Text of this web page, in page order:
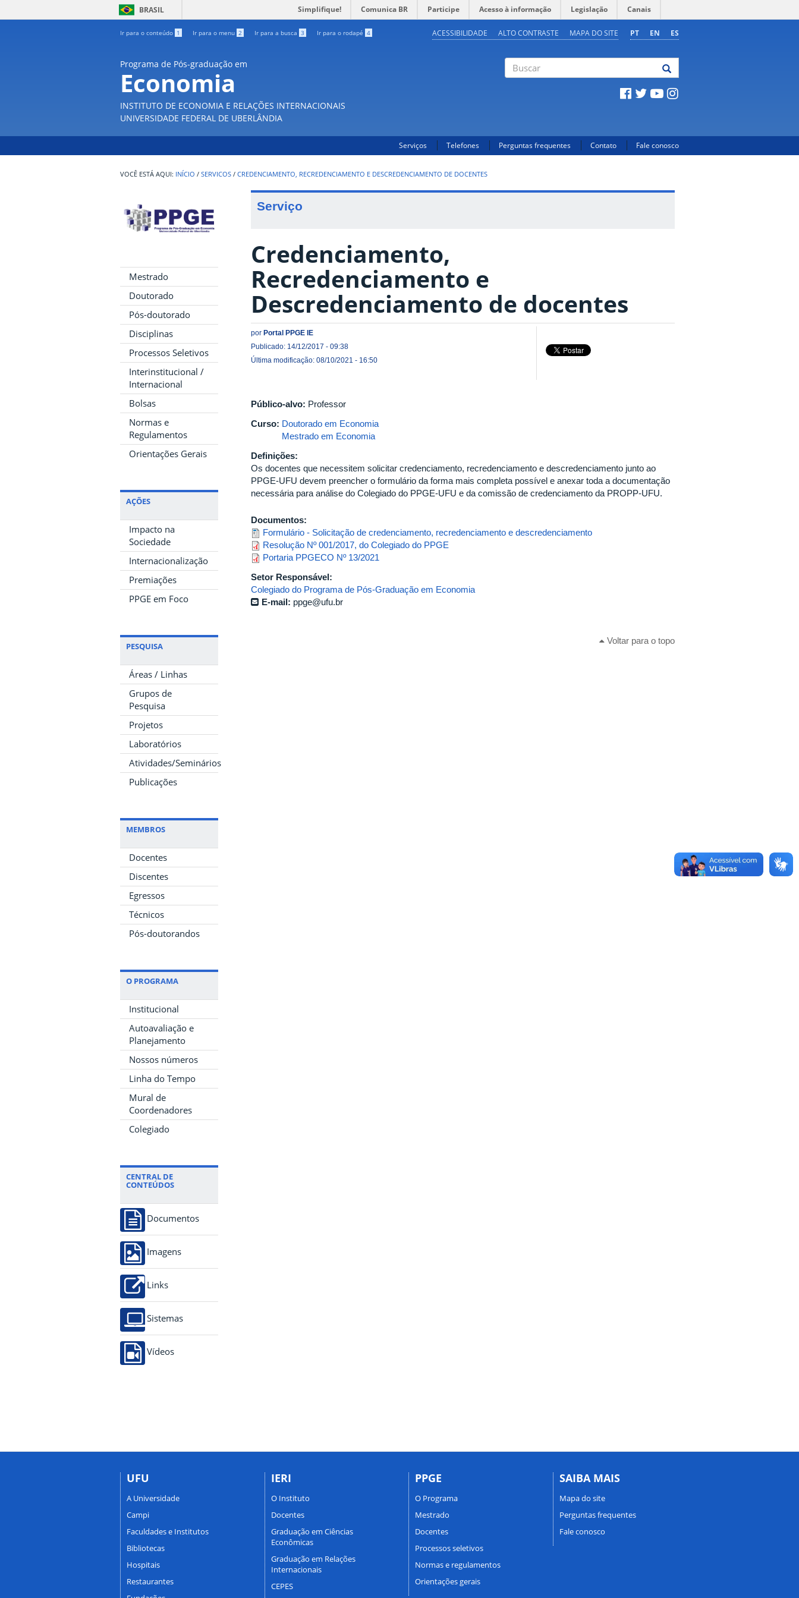
BRASIL Simplifique! Comunica BR Participe Acesso à informação Legislação Canais
Ir para o conteúdo 1 Ir para o menu 2 Ir para a busca 3 Ir para o rodapé 4 PT EN ES
ACESSIBILIDADE ALTO CONTRASTE MAPA DO SITE
Programa de Pós-graduação em
Economia
INSTITUTO DE ECONOMIA E RELAÇÕES INTERNACIONAIS
UNIVERSIDADE FEDERAL DE UBERLÂNDIA
Serviços Telefones Perguntas frequentes Contato Fale conosco
INÍCIO / SERVICOS / CREDENCIAMENTO, RECREDENCIAMENTO E DESCREDENCIAMENTO DE DOCENTES
Mestrado
Doutorado
Pós-doutorado
Disciplinas
Processos Seletivos
Interinstitucional /
Internacional
Bolsas
Normas e
Regulamentos
Orientações Gerais
AÇÕES
Impacto na
Sociedade
Internacionalização
Premiações
PPGE em Foco
PESQUISA
Áreas / Linhas
Grupos de
Pesquisa
Projetos
Laboratórios
Atividades/Seminários
Publicações
MEMBROS
Docentes
Discentes
Egressos
Técnicos
Pós-doutorandos
O PROGRAMA
Institucional
Autoavaliação e
Planejamento
Nossos números
Linha do Tempo
Mural de
Coordenadores
Colegiado
CENTRAL DE
CONTEÚDOS
Documentos
Imagens
Links
Sistemas
Vídeos
Serviço
Credenciamento,
Recredenciamento e
Descredenciamento de docentes
por Portal PPGE IE
Publicado: 14/12/2017 - 09:38
Última modificação: 08/10/2021 - 16:50
Público-alvo: Professor
Curso: Doutorado em Economia
Mestrado em Economia
Definições:
Os docentes que necessitem solicitar credenciamento, recredenciamento e descredenciamento junto ao
PPGE-UFU devem preencher o formulário da forma mais completa possível e anexar toda a documentação
necessária para análise do Colegiado do PPGE-UFU e da comissão de credenciamento da PROPP-UFU.
Documentos:
Formulário - Solicitação de credenciamento, recredenciamento e descredenciamento
Resolução Nº 001/2017, do Colegiado do PPGE
Portaria PPGECO Nº 13/2021
Setor Responsável:
Colegiado do Programa de Pós-Graduação em Economia
E-mail: ppge@ufu.br
Voltar para o topo
UFU
A Universidade
Campi
Faculdades e Institutos
Bibliotecas
Hospitais
Restaurantes
IERI
O Instituto
Docentes
Graduação em Ciências
Econômicas
Graduação em Relações
Internacionais
CEPES
PPGE
O Programa
Mestrado
Docentes
Processos seletivos
Normas e regulamentos
Orientações gerais
SAIBA MAIS
Mapa do site
Perguntas frequentes
Fale conosco